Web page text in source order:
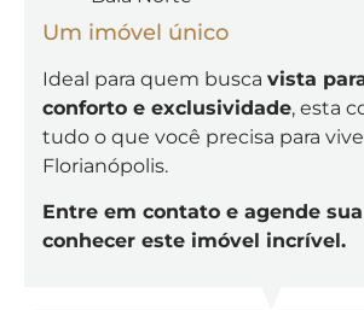
Um imóvel único
Ideal para quem busca vista
conforto e exclusividade, esta
tudo o que você precisa para
Florianópolis.
Entre em contato e agende
conhecer este imóvel incrível.